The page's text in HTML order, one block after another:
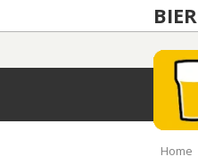
BIER
Home